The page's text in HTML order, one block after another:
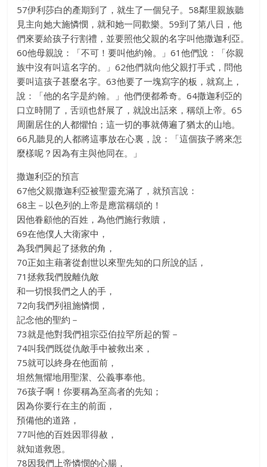
57伊利莎白的產期到了，就生了一個兒子。58鄰里親族聽
見主向她大施憐憫，就和她一同歡樂。59到了第八日，他
們來要給孩子行割禮，並要照他父親的名字叫他撒迦利亞。
60他母親說：「不可！要叫他約翰。」61他們說：「你親
族中沒有叫這名字的。」62他們就向他父親打手式，問他
要叫這孩子甚麼名字。63他要了一塊寫字的板，就寫上，
說：「他的名字是約翰。」他們便都希奇。64撒迦利亞的
口立時開了，舌頭也舒展了，就說出話來，稱頌上帝。65
周圍居住的人都懼怕；這一切的事就傳遍了猶太的山地。
66凡聽見的人都將這事放在心裏，說：「這個孩子將來怎
麼樣呢？因為有主與他同在。」
撒迦利亞的預言
67他父親撒迦利亞被聖靈充滿了，就預言說：
68主－以色列的上帝是應當稱頌的！
因他眷顧他的百姓，為他們施行救贖，
69在他僕人大衛家中，
為我們興起了拯救的角，
70正如主藉著從創世以來聖先知的口所說的話，
71拯救我們脫離仇敵
和一切恨我們之人的手，
72向我們列祖施憐憫，
記念他的聖約－
73就是他對我們祖宗亞伯拉罕所起的誓－
74叫我們既從仇敵手中被救出來，
75就可以終身在他面前，
坦然無懼地用聖潔、公義事奉他。
76孩子啊！你要稱為至高者的先知；
因為你要行在主的前面，
預備他的道路，
77叫他的百姓因罪得赦，
就知道救恩。
78因我們上帝憐憫的心腸，